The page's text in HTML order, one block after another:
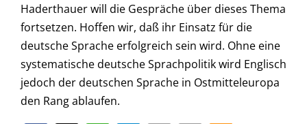
Haderthauer will die Gespräche über dieses Thema
fortsetzen. Hoffen wir, daß ihr Einsatz für die
deutsche Sprache erfolgreich sein wird. Ohne eine
systematische deutsche Sprachpolitik wird Englisch
jedoch der deutschen Sprache in Ostmitteleuropa
den Rang ablaufen.